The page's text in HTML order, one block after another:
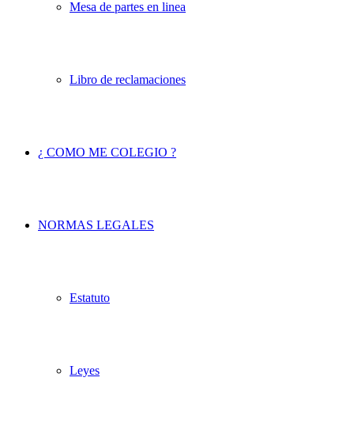
Mesa de partes en linea
Libro de reclamaciones
¿ COMO ME COLEGIO ?
NORMAS LEGALES
Estatuto
Leyes